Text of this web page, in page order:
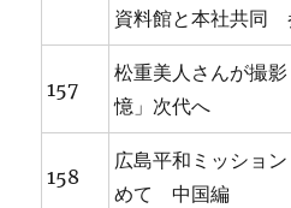
資料館と本社共同
157
松重美人さんが撮
憶」次代へ
158
広島平和ミッショ
めて 中国編